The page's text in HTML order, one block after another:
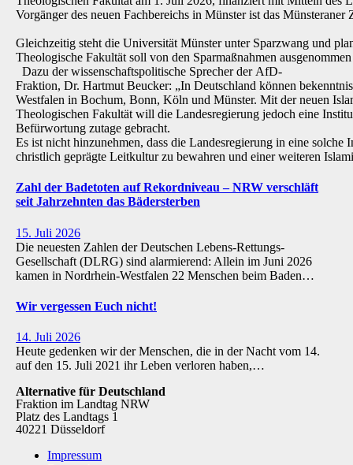
Vorgänger des neuen Fachbereichs in Münster ist das
Gleichzeitig steht die Universität Münster unter Sparzwang und
Theologische Fakultät soll von den Sparmaßnahmen
Dazu der wissenschaftspolitische Sprecher der AfD-
Fraktion, Dr. Hartmut Beucker: „In Deutschland können
Westfalen in Bochum, Bonn, Köln und Münster. Mit der neuen
Theologischen Fakultät will die Landesregierung jedoch eine
Befürwortung zutage gebracht.
Es ist nicht hinzunehmen, dass die Landesregierung in eine
christlich geprägte Leitkultur zu bewahren und einer weiteren
Zahl der Badetoten auf Rekordniveau – NRW verschläft
seit Jahrzehnten das Bädersterben
15. Juli 2026
Die neuesten Zahlen der Deutschen Lebens-Rettungs-
Gesellschaft (DLRG) sind alarmierend: Allein im Juni 2026
kamen in Nordrhein-Westfalen 22 Menschen beim Baden…
Wir vergessen Euch nicht!
14. Juli 2026
Heute gedenken wir der Menschen, die in der Nacht vom 14.
auf den 15. Juli 2021 ihr Leben verloren haben,…
Alternative für Deutschland
Fraktion im Landtag NRW
Platz des Landtags 1
40221 Düsseldorf
Impressum